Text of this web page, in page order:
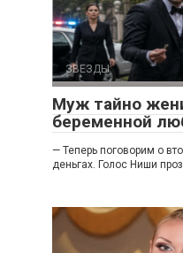
ЗВЕЗДЫ
Муж тайно
беременной
— Теперь поговорим о
деньгах. Голос Ниши